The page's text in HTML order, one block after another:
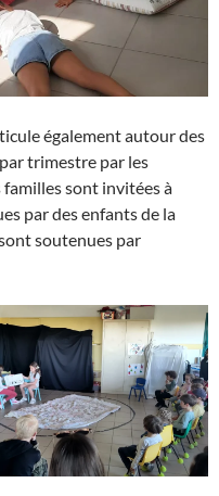
également autour des
trimestre par les
familles sont invitées à
par des enfants de la
soutenues par